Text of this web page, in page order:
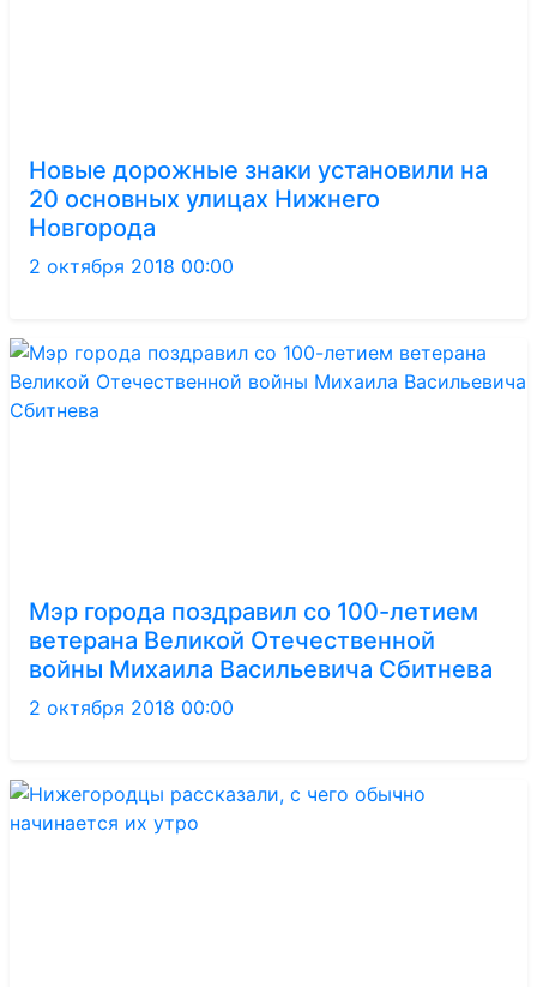
Новые дорожные знаки установили на
20 основных улицах Нижнего
Новгорода
2 октября 2018 00:00
Мэр города поздравил со 100-летием
ветерана Великой Отечественной
войны Михаила Васильевича Сбитнева
2 октября 2018 00:00